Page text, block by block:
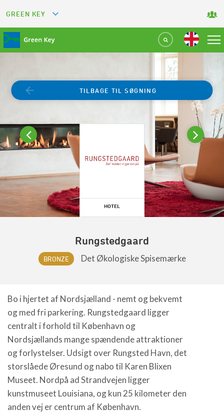
GREEN KEY
GREEN RESTAURANT
GREEN SPORT FACILITY
GREEN CAMPING
HOTEL
TILBAGE TIL SØGNING
Rungstedgaard
BRONZE Det Økologiske Spisemærke
Bo i hjertet af Nordsjælland - nemt og bekvemt
og med fri parkering. Rungstedgaard ligger
centralt i forhold til København og
Nordsjællands mange spændende attraktioner
og forlystelser. Udsigt over Rungsted Havn, det
storslåede Øresund og nabo til Karen Blixen
Museet. Nordpå ad Strandvejen ligger
kunstmuseet Louisiana, og kun 25 kilometer den
anden vej er centrum af København.